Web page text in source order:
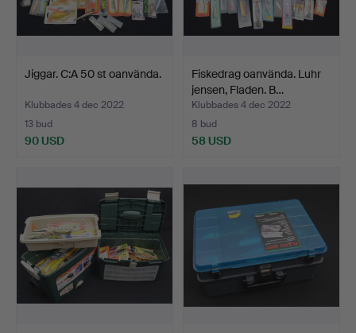
Jiggar. C:A 50 st oanvända.
Klubbades 4 dec 2022
13 bud
90 USD
Fiskedrag oanvända. Luhr
jensen, Fladen. B…
Klubbades 4 dec 2022
8 bud
58 USD